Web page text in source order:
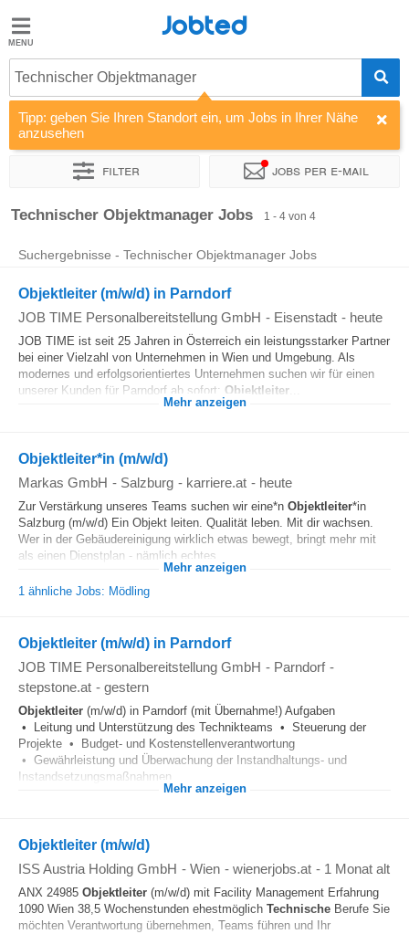
Jobted
Jobs
Gehalt
Jobted
Technischer Objektmanager
Tipp: geben Sie Ihren Standort ein, um Jobs in Ihrer Nähe
anzusehen
Filter Jobs per e-mail
Sortieren nach Unternehmen Personaldienstleister
Technischer Objektmanager Jobs 1 - 4 von 4
Suchergebnisse - Technischer Objektmanager Jobs
Objektleiter (m/w/d) in Parndorf
JOB TIME Personalbereitstellung GmbH - Eisenstadt - heute
JOB TIME ist seit 25 Jahren in Österreich ein leistungsstarker Partner
bei einer Vielzahl von Unternehmen in Wien und Umgebung. Als
modernes und erfolgsorientiertes Unternehmen suchen wir für einen
unserer Kunden für Parndorf ab sofort: Objektleiter
Mehr anzeigen
Objektleiter*in (m/w/d)
Markas GmbH - Salzburg - karriere.at - heute
Zur Verstärkung unseres Teams suchen wir eine*n Objektleiter*in
Salzburg (m/w/d) Ein Objekt leiten. Qualität leben. Mit dir wachsen.
Wer in der Gebäudereinigung wirklich etwas bewegt, bringt mehr mit
als einen Dienstplan - nämlich echtes...
Mehr anzeigen
1 ähnliche Jobs: Mödling
Objektleiter (m/w/d) in Parndorf
JOB TIME Personalbereitstellung GmbH - Parndorf -
stepstone.at - gestern
Objektleiter (m/w/d) in Parndorf (mit Übernahme!) Aufgaben
• Leitung und Unterstützung des Technikteams • Steuerung der
Projekte • Budget- und Kostenstellenverantwortung
• Gewährleistung und Überwachung der Instandhaltungs- und
Instandsetzungsmaßnahmen...
Mehr anzeigen
Objektleiter (m/w/d)
ISS Austria Holding GmbH - Wien - wienerjobs.at - 1 Monat alt
ANX 24985 Objektleiter (m/w/d) mit Facility Management Erfahrung
1090 Wien 38,5 Wochenstunden ehestmöglich Technische Berufe Sie
möchten Verantwortung übernehmen, Teams führen und Ihr